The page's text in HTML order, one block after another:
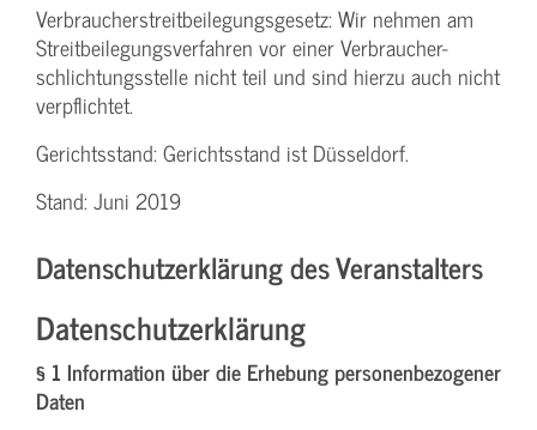
Verbraucher­streitbeilegungs­gesetz: Wir nehmen am
Streit­beilegungs­verfahren vor einer Verbraucher­
schlichtungs­stelle nicht teil und sind hierzu auch nicht
verpflichtet.
Gerichtsstand: Gerichtsstand ist Düsseldorf.
Stand: Juni 2019
Datenschutzerklärung des Veranstalters
Datenschutzerklärung
§ 1 Information über die Erhebung personenbezogener
Daten